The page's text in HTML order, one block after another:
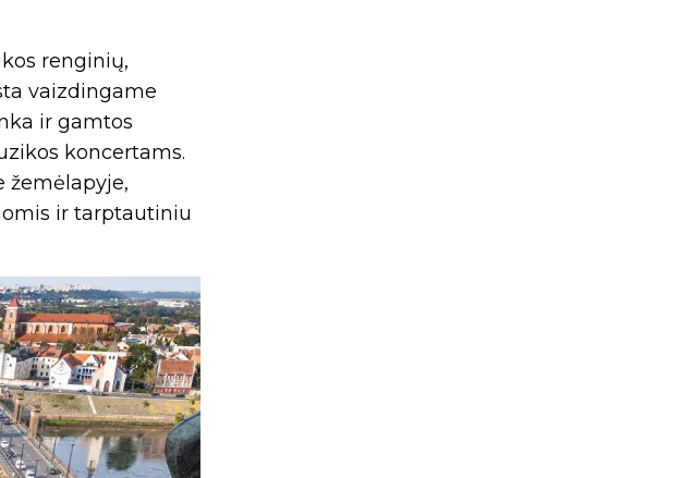
renginių,
vaizdingame
ir gamtos
koncertams.
žemėlapyje,
ir tarptautiniu